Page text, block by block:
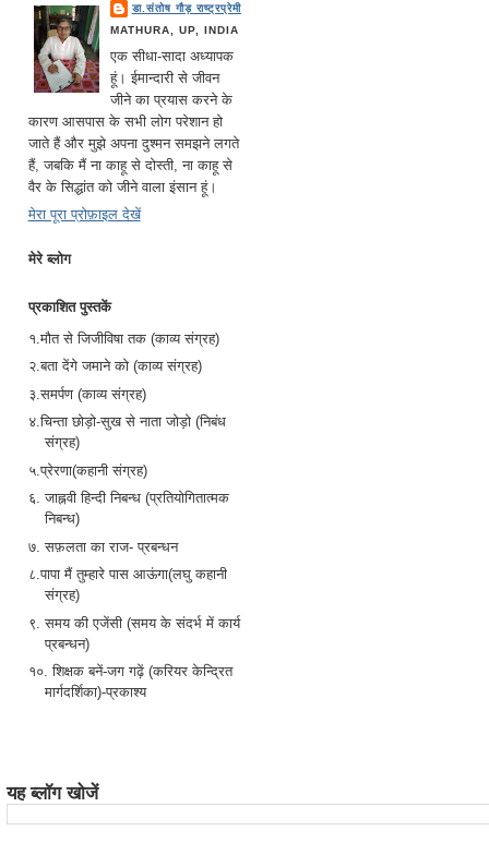
डा.संतोष गौड़ राष्ट्रप्रेमी
MATHURA, UP, INDIA
एक सीधा-सादा अध्यापक
हूं। ईमान्दारी से जीवन
जीने का प्रयास करने के
कारण आसपास के सभी लोग परेशान हो
जाते हैं और मुझे अपना दुश्मन समझने लगते
हैं, जबकि मैं ना काहू से दोस्ती, ना काहू से
वैर के सिद्धांत को जीने वाला इंसान हूं।
मेरा पूरा प्रोफ़ाइल देखें
मेरे ब्लोग
प्रकाशित पुस्तकें
१.मौत से जिजीविषा तक (काव्य संग्रह)
२.बता देंगे जमाने को (काव्य संग्रह)
३.समर्पण (काव्य संग्रह)
४.चिन्ता छोड़ो-सुख से नाता जोड़ो (निबंध
संग्रह)
५.प्रेरणा(कहानी संग्रह)
६. जाह्नवी हिन्दी निबन्ध (प्रतियोगितात्मक
निबन्ध)
७. सफ़लता का राज- प्रबन्धन
८.पापा मैं तुम्हारे पास आऊंगा(लघु कहानी
संग्रह)
९. समय की एजेंसी (समय के संदर्भ में कार्य
प्रबन्धन)
१०. शिक्षक बनें-जग गढ़ें (करियर केन्द्रित
मार्गदर्शिका)-प्रकाश्य
यह ब्लॉग खोजें